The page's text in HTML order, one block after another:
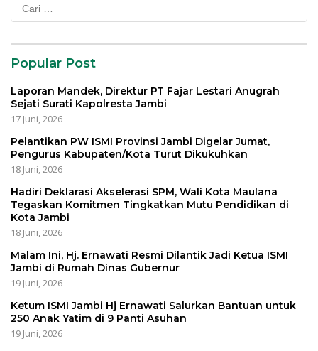
Popular Post
Laporan Mandek, Direktur PT Fajar Lestari Anugrah
Sejati Surati Kapolresta Jambi
17 Juni, 2026
Pelantikan PW ISMI Provinsi Jambi Digelar Jumat,
Pengurus Kabupaten/Kota Turut Dikukuhkan
18 Juni, 2026
Hadiri Deklarasi Akselerasi SPM, Wali Kota Maulana
Tegaskan Komitmen Tingkatkan Mutu Pendidikan di
Kota Jambi
18 Juni, 2026
Malam Ini, Hj. Ernawati Resmi Dilantik Jadi Ketua ISMI
Jambi di Rumah Dinas Gubernur
19 Juni, 2026
Ketum ISMI Jambi Hj Ernawati Salurkan Bantuan untuk
250 Anak Yatim di 9 Panti Asuhan
19 Juni, 2026